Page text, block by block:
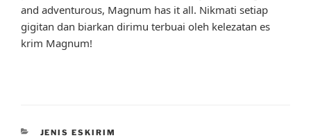
and adventurous, Magnum has it all. Nikmati setiap
gigitan dan biarkan dirimu terbuai oleh kelezatan es
krim Magnum!
CATEGORIES
JENIS ESKIRIM